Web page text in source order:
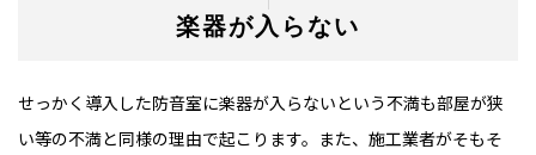
楽器が入らない
せっかく導入した防音室に楽器が入らないという不満も部屋が狭
い等の不満と同様の理由で起こります。また、施工業者がそもそ